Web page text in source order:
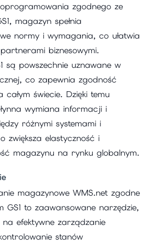
zgodnego ze
magazyn spełnia
normy i wymagania, co ułatwia
biznesowymi.
są powszechnie uznawane w
co zapewnia zgodność
świecie. Dzięki temu
wymiana informacji i
różnymi systemami i
zwiększa elastyczność i
magazynu na rynku globalnym.
magazynowe WMS.net zgodne
GS1 to zaawansowane narzędzie,
efektywne zarządzanie
stanów